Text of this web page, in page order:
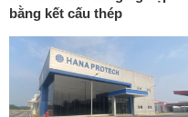
bằng kết cấu thép